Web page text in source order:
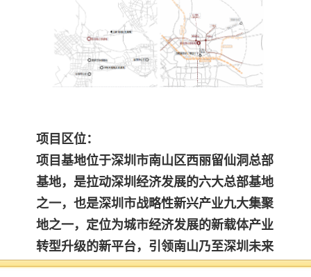
项目区位：
项目基地位于深圳市南山区西丽留仙洞总部
基地，是拉动深圳经济发展的六大总部基地
之一，也是深圳市战略性新兴产业九大集聚
地之一，定位为城市经济发展的新载体产业
转型升级的新平台，引领南山乃至深圳未来
的发展。在《粤港澳大湾区发展规划纲要》